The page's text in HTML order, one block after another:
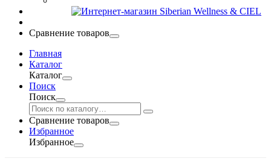
Сравнение товаров
Главная
Каталог
Каталог
Поиск
Поиск
Сравнение товаров
Избранное
Избранное